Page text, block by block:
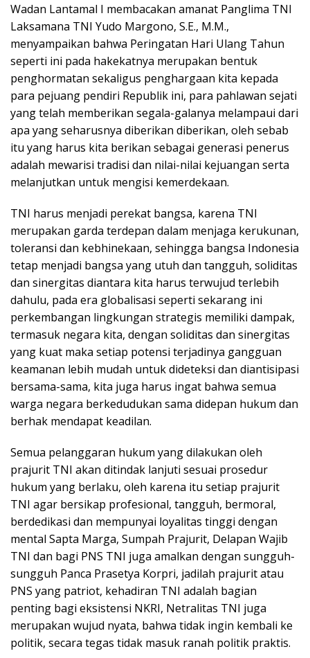
Wadan Lantamal I membacakan amanat Panglima TNI
Laksamana TNI Yudo Margono, S.E., M.M.,
menyampaikan bahwa Peringatan Hari Ulang Tahun
seperti ini pada hakekatnya merupakan bentuk
penghormatan sekaligus penghargaan kita kepada
para pejuang pendiri Republik ini, para pahlawan sejati
yang telah memberikan segala-galanya melampaui dari
apa yang seharusnya diberikan diberikan, oleh sebab
itu yang harus kita berikan sebagai generasi penerus
adalah mewarisi tradisi dan nilai-nilai kejuangan serta
melanjutkan untuk mengisi kemerdekaan.
TNI harus menjadi perekat bangsa, karena TNI
merupakan garda terdepan dalam menjaga kerukunan,
toleransi dan kebhinekaan, sehingga bangsa Indonesia
tetap menjadi bangsa yang utuh dan tangguh, soliditas
dan sinergitas diantara kita harus terwujud terlebih
dahulu, pada era globalisasi seperti sekarang ini
perkembangan lingkungan strategis memiliki dampak,
termasuk negara kita, dengan soliditas dan sinergitas
yang kuat maka setiap potensi terjadinya gangguan
keamanan lebih mudah untuk dideteksi dan diantisipasi
bersama-sama, kita juga harus ingat bahwa semua
warga negara berkedudukan sama didepan hukum dan
berhak mendapat keadilan.
Semua pelanggaran hukum yang dilakukan oleh
prajurit TNI akan ditindak lanjuti sesuai prosedur
hukum yang berlaku, oleh karena itu setiap prajurit
TNI agar bersikap profesional, tangguh, bermoral,
berdedikasi dan mempunyai loyalitas tinggi dengan
mental Sapta Marga, Sumpah Prajurit, Delapan Wajib
TNI dan bagi PNS TNI juga amalkan dengan sungguh-
sungguh Panca Prasetya Korpri, jadilah prajurit atau
PNS yang patriot, kehadiran TNI adalah bagian
penting bagi eksistensi NKRI, Netralitas TNI juga
merupakan wujud nyata, bahwa tidak ingin kembali ke
politik, secara tegas tidak masuk ranah politik praktis.